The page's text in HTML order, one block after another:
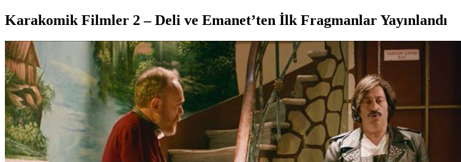
Karakomik Filmler 2 – Deli ve Emanet’ten İlk Fragmanlar Yayınlandı